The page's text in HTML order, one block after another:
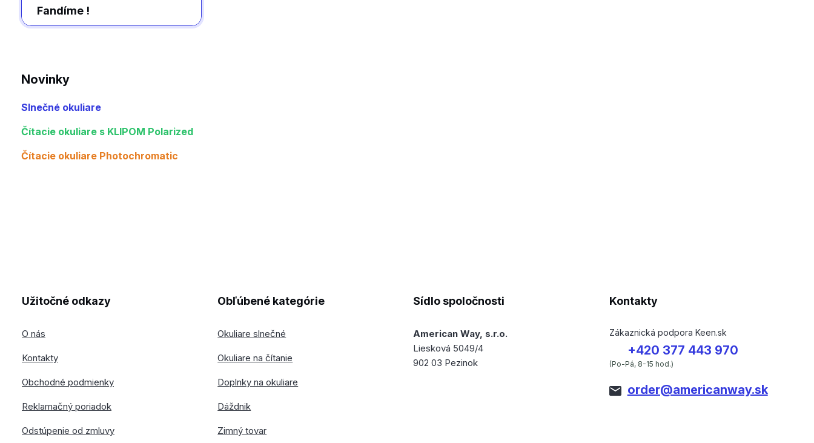
Fandíme !
Novinky
Slnečné okuliare
Čítacie okuliare s KLIPOM Polarized
Čítacie okuliare Photochromatic
Užitočné odkazy
O nás
Kontakty
Obchodné podmienky
Reklamačný poriadok
Odstúpenie od zmluvy
Obľúbené kategórie
Okuliare slnečné
Okuliare na čítanie
Doplnky na okuliare
Dáždnik
Zimný tovar
Sídlo spoločnosti
American Way, s.r.o.
Liesková 5049/4
902 03 Pezinok
Kontakty
Zákaznická podpora Keen.sk
+420 377 443 970
(Po-Pá, 8-15 hod.)
order@americanway.sk